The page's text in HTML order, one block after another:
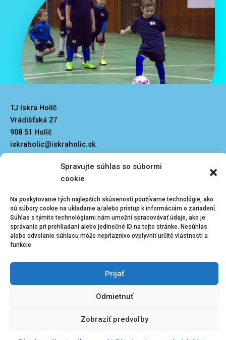
Spravujte súhlas so súbormi
cookie
Na poskytovanie tých najlepších skúseností používame technológie, ako
sú súbory cookie na ukladanie a/alebo prístup k informáciám o zariadení.
Súhlas s týmito technológiami nám umožní spracovávať údaje, ako je
správanie pri prehliadaní alebo jedinečné ID na tejto stránke. Nesúhlas
alebo odvolanie súhlasu môže nepriaznivo ovplyvniť určité vlastnosti a
funkcie.
Prijať
Odmietnuť
Zobraziť predvoľby
TJ Iskra Holíč
Vrádišťská 27
908 51 Holíč
iskraholic@iskraholic.sk
Kliknutím prijmete
súbory cookie
marketing a
povolíte tento
Menu